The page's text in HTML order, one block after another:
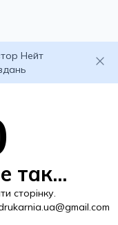
Нейт
так...
сторінку.